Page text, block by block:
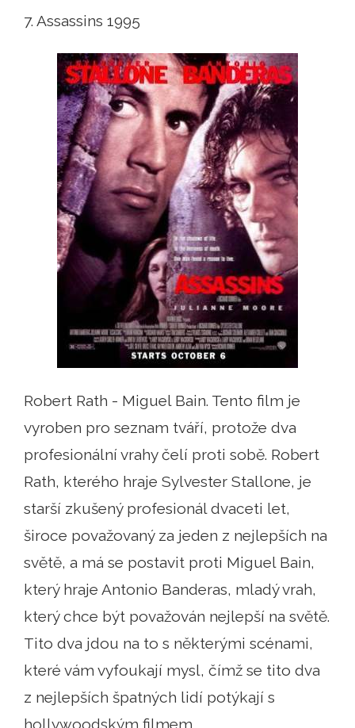
7. Assassins 1995
Robert Rath - Miguel Bain. Tento film je
vyroben pro seznam tváří, protože dva
profesionální vrahy čelí proti sobě. Robert
Rath, kterého hraje Sylvester Stallone, je
starší zkušený profesionál dvaceti let,
široce považovaný za jeden z nejlepších na
světě, a má se postavit proti Miguel Bain,
který hraje Antonio Banderas, mladý vrah,
který chce být považován nejlepší na světě.
Tito dva jdou na to s některými scénami,
které vám vyfoukají mysl, čímž se tito dva
z nejlepších špatných lidí potýkají s
hollywoodským filmem.